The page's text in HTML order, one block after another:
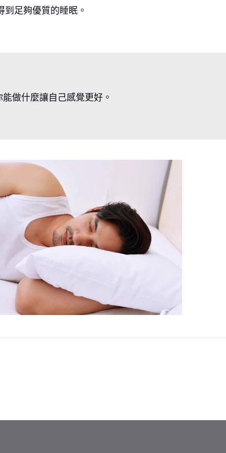
足夠優質的睡眠。
做什麼讓自己感覺更好。